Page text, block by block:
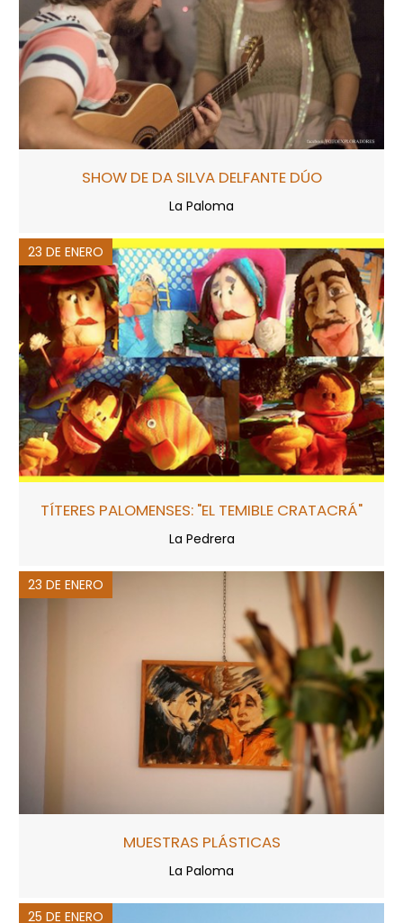
SHOW DE DA SILVA DELFANTE DÚO
La Paloma
23 DE ENERO
TÍTERES PALOMENSES: "EL TEMIBLE CRATACRÁ"
La Pedrera
23 DE ENERO
MUESTRAS PLÁSTICAS
La Paloma
25 DE ENERO